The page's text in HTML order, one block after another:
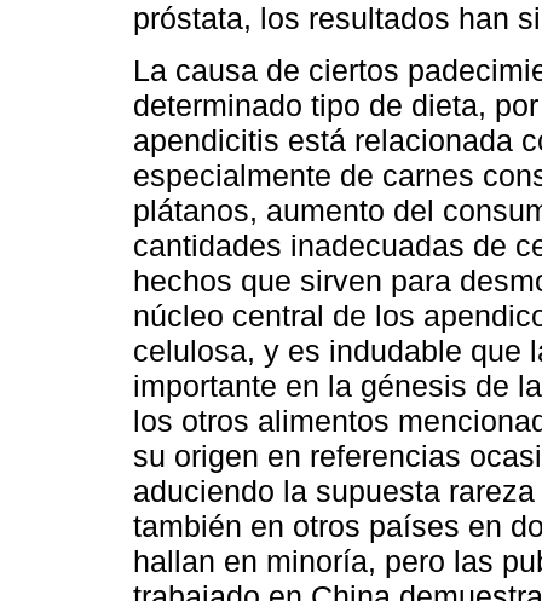
próstata, los resultados han
La causa de ciertos
determinado tipo de dieta,
apendicitis está relacionada
especialmente de carnes
plátanos, aumento del
cantidades inadecuadas de
hechos que sirven para
núcleo central de los
celulosa, y es indudable que
importante en la génesis de
los otros alimentos
su origen en referencias
aduciendo la supuesta
también en otros países en
hallan en minoría, pero las